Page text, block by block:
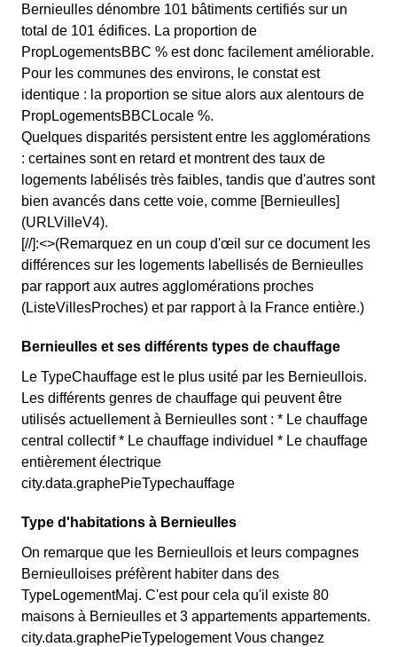
Bernieulles dénombre 101 bâtiments certifiés sur un
total de 101 édifices. La proportion de
PropLogementsBBC % est donc facilement améliorable.
Pour les communes des environs, le constat est
identique : la proportion se situe alors aux alentours de
PropLogementsBBCLocale %.
Quelques disparités persistent entre les agglomérations
: certaines sont en retard et montrent des taux de
logements labélisés très faibles, tandis que d'autres sont
bien avancés dans cette voie, comme [Bernieulles]
(URLVilleV4).
[//]:<>(Remarquez en un coup d'œil sur ce document les
différences sur les logements labellisés de Bernieulles
par rapport aux autres agglomérations proches
(ListeVillesProches) et par rapport à la France entière.)
Bernieulles et ses différents types de chauffage
Le TypeChauffage est le plus usité par les Bernieullois.
Les différents genres de chauffage qui peuvent être
utilisés actuellement à Bernieulles sont : * Le chauffage
central collectif * Le chauffage individuel * Le chauffage
entièrement électrique
city.data.graphePieTypechauffage
Type d'habitations à Bernieulles
On remarque que les Bernieullois et leurs compagnes
Bernieulloises préfèrent habiter dans des
TypeLogementMaj. C'est pour cela qu'il existe 80
maisons à Bernieulles et 3 appartements appartements.
city.data.graphePieTypelogement Vous changez